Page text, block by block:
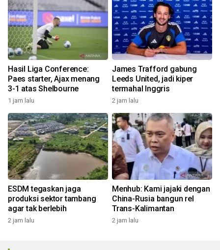
Hasil Liga Conference:
Paes starter, Ajax menang
3-1 atas Shelbourne
1 jam lalu
James Trafford gabung
Leeds United, jadi kiper
termahal Inggris
2 jam lalu
ESDM tegaskan jaga
produksi sektor tambang
agar tak berlebih
2 jam lalu
Menhub: Kami jajaki dengan
China-Rusia bangun rel
Trans-Kalimantan
2 jam lalu